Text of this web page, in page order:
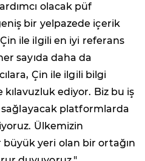
olacak püf
bir yelpazede içerik
ile ilgili en iyi referans
sayıda daha da
Çin ile ilgili bilgi
ediyor. Biz bu iş
sağlayacak platformlarda
Ülkemizin
yeri olan bir ortağın